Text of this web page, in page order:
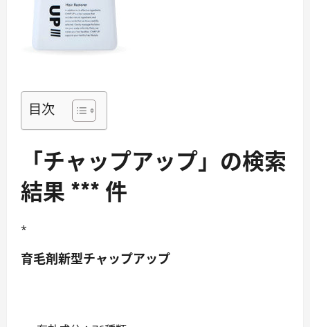
目次
「チャップアップ」の検索
結果 *** 件
*
育毛剤新型チャップアップ